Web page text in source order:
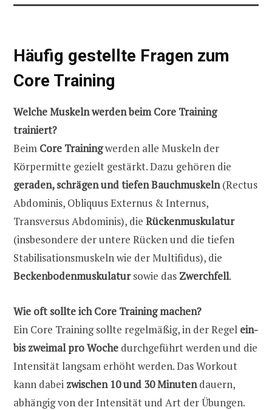
Häufig gestellte Fragen zum
Core Training
Welche Muskeln werden beim Core Training
trainiert?
Beim Core Trainingwerden alle Muskeln der
Körpermitte gezielt gestärkt. Dazu gehören die
geraden, schrägen und tiefen Bauchmuskeln(Rectus
Abdominis, Obliquus Externus & Internus,
Transversus Abdominis), die Rückenmuskulatur
(insbesondere der untere Rücken und die tiefen
Stabilisationsmuskeln wie der Multifidus), die
Beckenbodenmuskulatursowie das Zwerchfell.
Wie oft sollte ich Core Training machen?
Ein Core Training sollte regelmäßig, in der Regel ein-
bis zweimal pro Woche durchgeführt werden und die
Intensität langsam erhöht werden. Das Workout
kann dabei zwischen 10 und 30 Minutendauern,
abhängig von der Intensität und Art der Übungen.